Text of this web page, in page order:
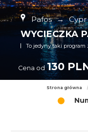
Pafos → Cypr
WYCIECZKA
To jedyny taki program
Cena od 130
Strona główna /